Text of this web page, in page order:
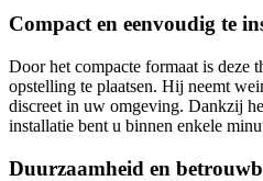
Compact en eenvoudig te
Door het compacte formaat is deze
opstelling te plaatsen. Hij neemt
discreet in uw omgeving. Dankzij
installatie bent u binnen enkele
Duurzaamheid en